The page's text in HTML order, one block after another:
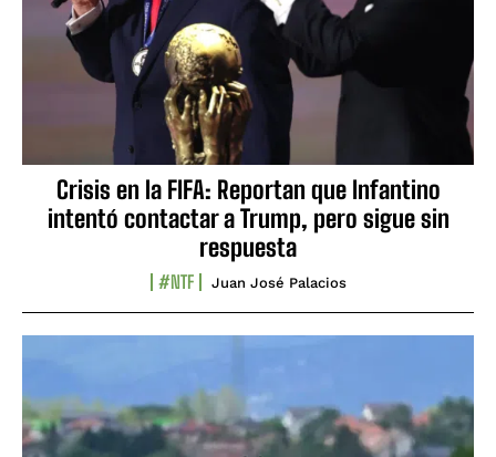
Crisis en la FIFA: Reportan que Infantino
intentó contactar a Trump, pero sigue sin
respuesta
#NTF Juan José Palacios